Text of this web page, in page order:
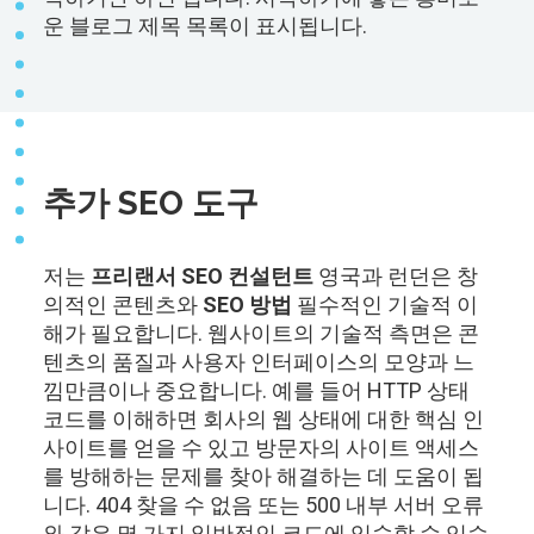
운 블로그 제목 목록이 표시됩니다.
추가 SEO 도구
저는 프리랜서 SEO 컨설턴트 영국과 런던은 창
의적인 콘텐츠와 SEO 방법 필수적인 기술적 이
해가 필요합니다. 웹사이트의 기술적 측면은 콘
텐츠의 품질과 사용자 인터페이스의 모양과 느
낌만큼이나 중요합니다. 예를 들어 HTTP 상태
코드를 이해하면 회사의 웹 상태에 대한 핵심 인
사이트를 얻을 수 있고 방문자의 사이트 액세스
를 방해하는 문제를 찾아 해결하는 데 도움이 됩
니다. 404 찾을 수 없음 또는 500 내부 서버 오류